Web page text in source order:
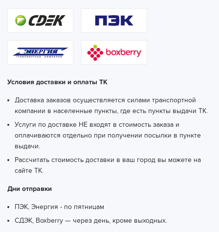
Условия доставки и оплаты ТК
Доставка заказов осуществляется силами транспортной
компании в населенные пункты, где есть пункты выдачи ТК.
Услуги по доставке НЕ входят в стоимость заказа и
оплачиваются отдельно при получении посылки в пункте
выдачи.
Рассчитать стоимость доставки в ваш город вы можете на
сайте ТК.
Дни отправки
ПЭК, Энергия - по пятницам
СДЭК, Boxberry — через день, кроме выходных.